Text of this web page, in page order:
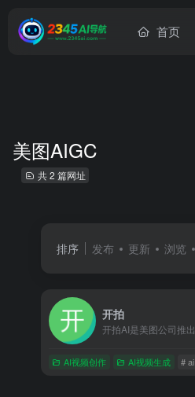
首页
美图AIGC
共 2 篇网址
排序 发布 更新 浏览
开拍
AI视频创作 AI视频生成 # ai